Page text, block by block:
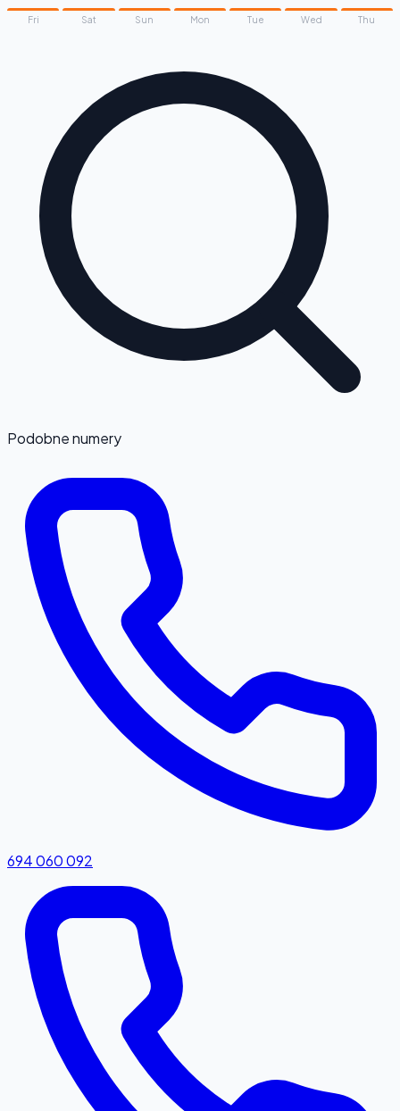
Fri Sat Sun Mon Tue Wed Thu
Podobne numery
694 060 092